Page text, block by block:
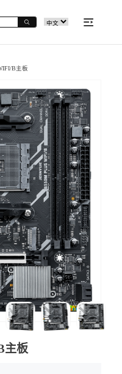
B主板
主板